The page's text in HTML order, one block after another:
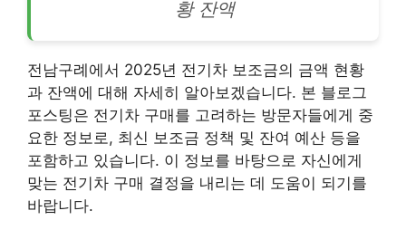
황 잔액
전남구례에서 2025년 전기차 보조금의 금액 현황
과 잔액에 대해 자세히 알아보겠습니다. 본 블로그
포스팅은 전기차 구매를 고려하는 방문자들에게 중
요한 정보로, 최신 보조금 정책 및 잔여 예산 등을
포함하고 있습니다. 이 정보를 바탕으로 자신에게
맞는 전기차 구매 결정을 내리는 데 도움이 되기를
바랍니다.